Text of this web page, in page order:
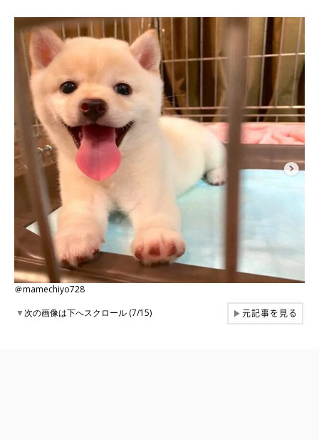
＠mamechiyo728
▼次の画像は下へスクロール (7/15) ▶元記事を見る